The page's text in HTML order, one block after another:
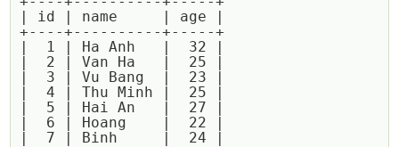
| id | name     | age |
+----+----------+-----+
|  1 | Ha Anh   |  32 |
|  2 | Van Ha   |  25 |
|  3 | Vu Bang  |  23 |
|  4 | Thu Minh |  25 |
|  5 | Hai An   |  27 |
|  6 | Hoang    |  22 |
|  7 | Binh     |  24 |